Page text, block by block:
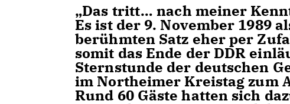
Das tritt… nach meiner
Es ist der 9. November 1989
berühmten Satz eher per
somit das Ende der DDR
Sternstunde der deutschen
im Northeimer Kreistag zum
Rund 60 Gäste hatten sich